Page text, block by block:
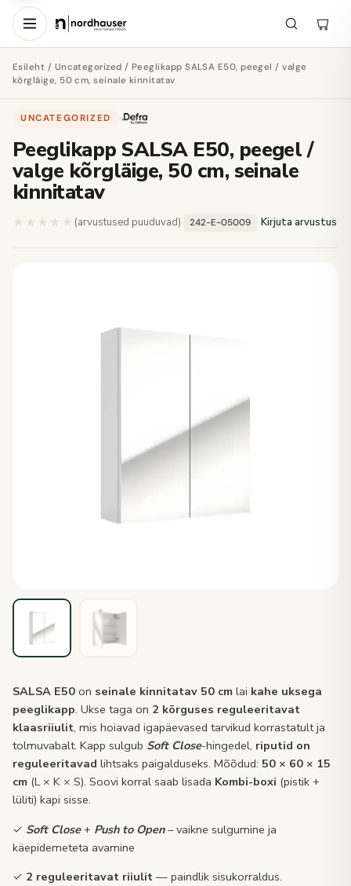
Esileht / Uncategorized / Peeglikapp SALSA E50, peegel / valge
kõrgläige, 50 cm, seinale kinnitatav
UNCATEGORIZED ·
Peeglikapp SALSA E50, peegel /
valge kõrgläige, 50 cm, seinale
kinnitatav
★★★★★ ★★★★★
(arvustused puuduvad)· 242-E-05009 ·Kirjuta arvustus
SALSA E50 on seinale kinnitatav 50 cm lai kahe uksega
peeglikapp. Ukse taga on 2 kõrguses reguleeritavat
klaasriiulit, mis hoiavad igapäevased tarvikud korrastatult ja
tolmuvabalt. Kapp sulgub Soft Close-hingedel, riputid on
reguleeritavad lihtsaks paigalduseks. Mõõdud: 50 × 60 × 15
cm (L × K × S). Soovi korral saab lisada Kombi-boxi (pistik +
lüliti) kapi sisse.
✓ Soft Close+ Push to Open– vaikne sulgumine ja
käepidemeteta avamine
✓ 2 reguleeritavat riiulit — paindlik sisukorraldus.